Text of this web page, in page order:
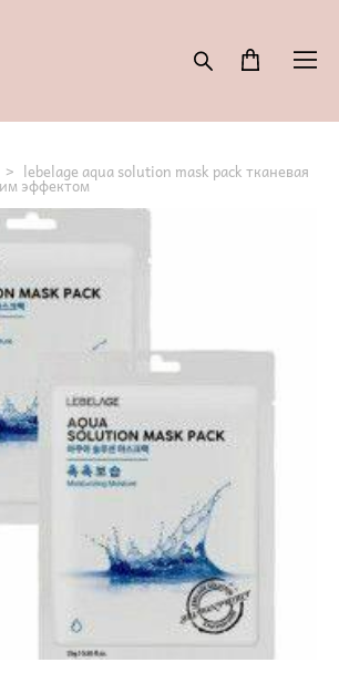
> lebelage aqua solution mask pack тканевая
эффектом